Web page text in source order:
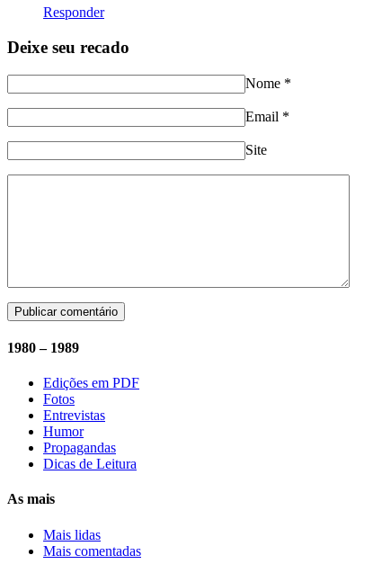
Responder
Deixe seu recado
Nome *
Email *
Site
1980 – 1989
Edições em PDF
Fotos
Entrevistas
Humor
Propagandas
Dicas de Leitura
As mais
Mais lidas
Mais comentadas